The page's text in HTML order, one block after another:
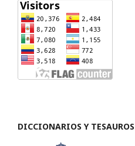
DICCIONARIOS Y TESAUROS